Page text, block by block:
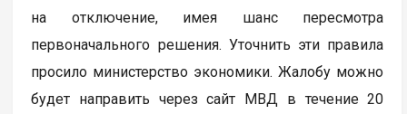
на отключение, имея шанс пересмотра
первоначального решения. Уточнить эти правила
просило министерство экономики. Жалобу можно
будет направить через сайт МВД в течение 20